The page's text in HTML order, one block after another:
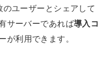
ユーザーとシェアして
サーバーであれば導入コ
が利用できます。